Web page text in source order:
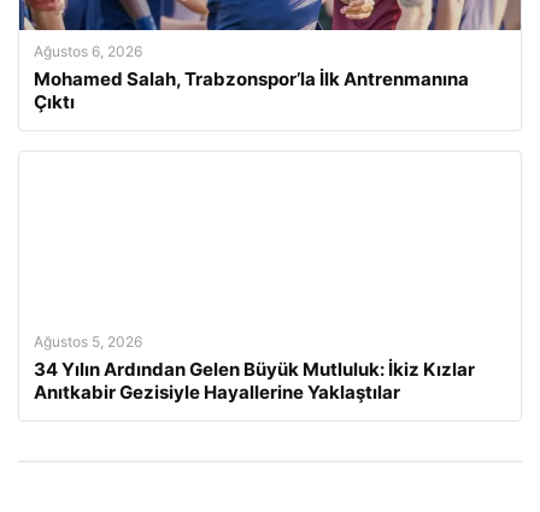
Ağustos 6, 2026
Mohamed Salah, Trabzonspor’la İlk Antrenmanına
Çıktı
Ağustos 5, 2026
34 Yılın Ardından Gelen Büyük Mutluluk: İkiz Kızlar
Anıtkabir Gezisiyle Hayallerine Yaklaştılar